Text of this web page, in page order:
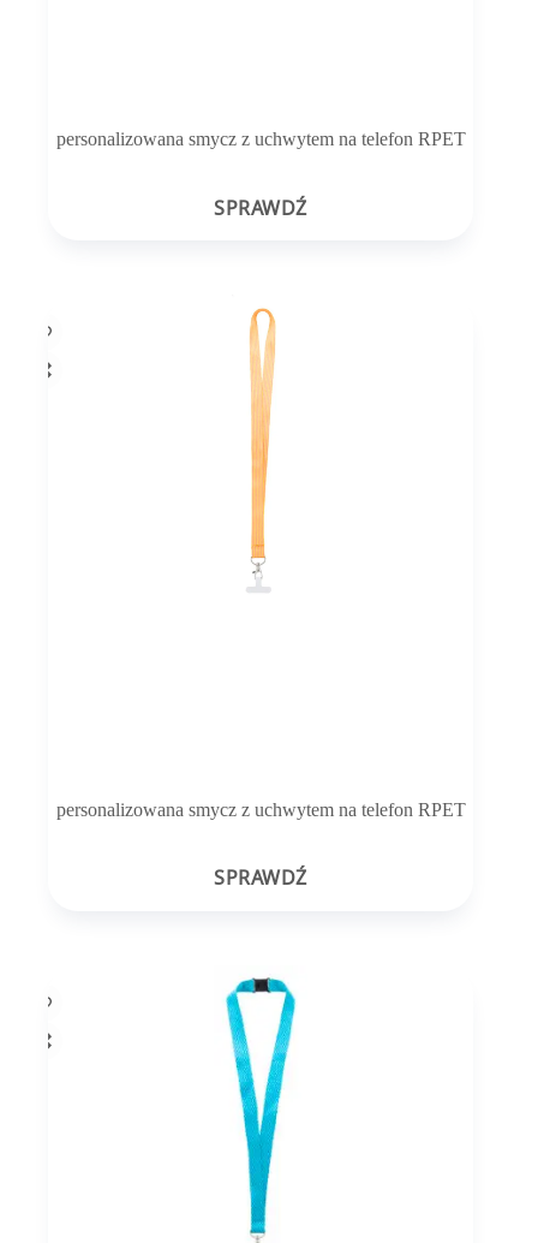
personalizowana smycz z uchwytem na telefon RPET
SPRAWDŹ
personalizowana smycz z uchwytem na telefon RPET
SPRAWDŹ